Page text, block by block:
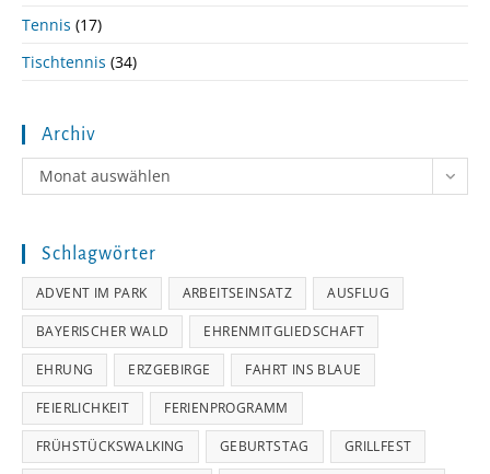
Tennis (17)
Tischtennis (34)
Archiv
Archiv
Monat auswählen
Schlagwörter
ADVENT IM PARK ARBEITSEINSATZ AUSFLUG
BAYERISCHER WALD EHRENMITGLIEDSCHAFT
EHRUNG ERZGEBIRGE FAHRT INS BLAUE
FEIERLICHKEIT FERIENPROGRAMM
FRÜHSTÜCKSWALKING GEBURTSTAG GRILLFEST